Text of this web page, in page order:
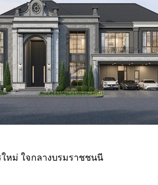
ใหม่ ใจกลางบรมราชชนนี